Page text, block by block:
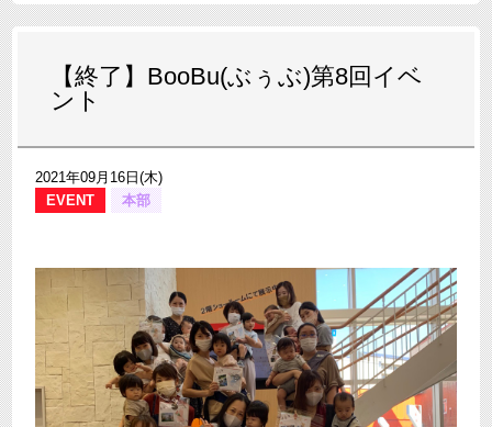
【終了】BooBu(ぶぅぶ)第8回イベ
ント
2021年09月16日(木)
EVENT
本部